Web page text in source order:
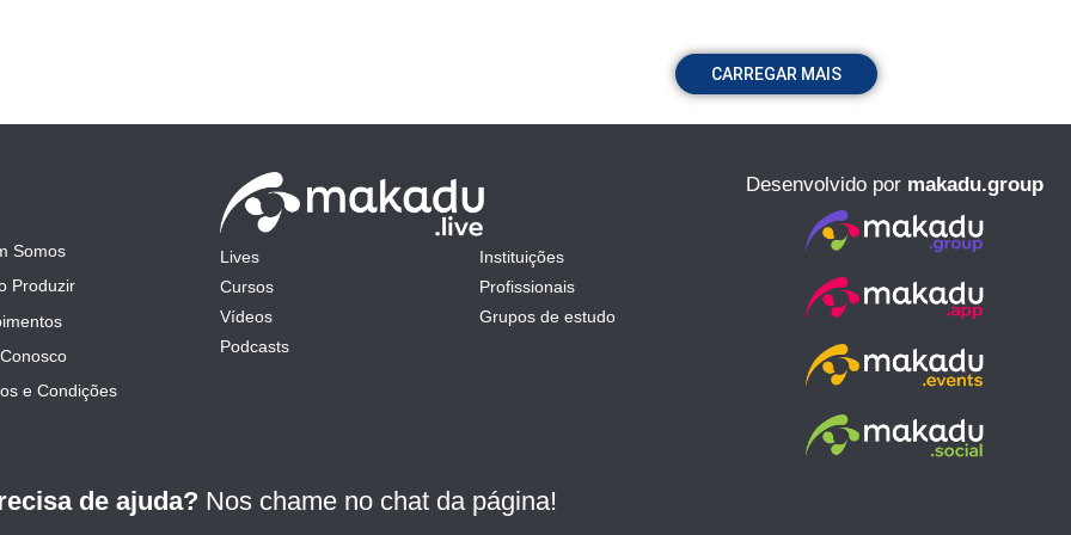
CARREGAR MAIS
Somos
Produzir
e Condições
Lives
Cursos
Vídeos
Podcasts
Instituições
Profissionais
Grupos de estudo
Desenvolvido por makadu.group
de ajuda? Nos chame no chat da página!